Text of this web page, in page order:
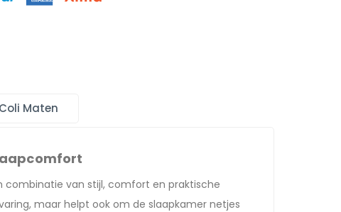
Coli Maten
combinatie van stijl, comfort en praktische
maar helpt ook om de slaapkamer netjes